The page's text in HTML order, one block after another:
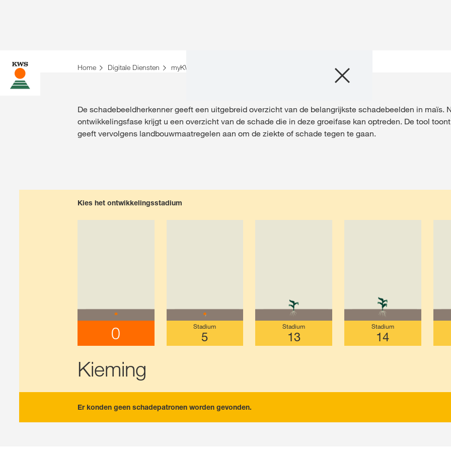
Verhalen &
U bent op de KWS-website voor België. Er bestaat een alternatieve webpagina in uw land voor deze pagina:
Home Digitale Diensten myKWS
De schadebeeldherkenner geeft een uitgebreid overzicht van de belangrijkste schadebeelden in maïs.
ontwikkelingsfase krijgt u een overzicht van de schade die in deze groeifase kan optreden. De tool
geeft vervolgens landbouwmaatregelen aan om de ziekte of schade tegen te gaan.
Kies het ontwikkelingsstadium
0 Stadium
5
Stadium
13
Stadium
14
Kieming
Er konden geen schadepatronen worden gevonden.